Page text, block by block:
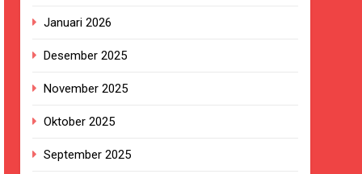
Kepala KUA Pabuaran
Warga Haru dan Bersyukur
Gratis
Januari 2026
Desember 2025
November 2025
Oktober 2025
September 2025